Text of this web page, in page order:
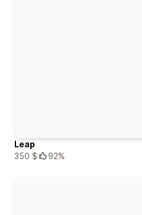
Leap
350 $
92%